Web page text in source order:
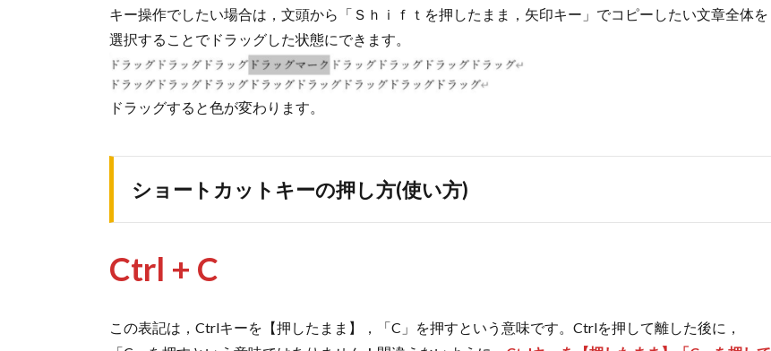
キー操作でしたい場合は，文頭から「Ｓｈｉｆｔを押したまま，矢印キー」でコピーしたい文章全体を
選択することでドラッグした状態にできます。
ドラッグすると色が変わります。
ショートカットキーの押し方(使い方)
Ctrl + C
この表記は，Ctrlキーを【押したまま】，「C」を押すという意味です。Ctrlを押して離した後に，